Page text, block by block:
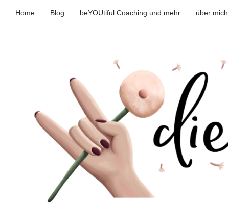
Home Blog beYOUtiful Coaching und mehr über mich